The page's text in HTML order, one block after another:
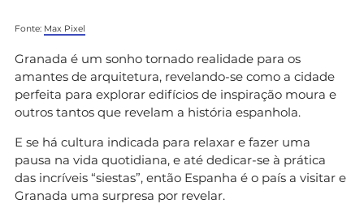
Fonte: Max Pixel
Granada é um sonho tornado realidade para os
amantes de arquitetura, revelando-se como a cidade
perfeita para explorar edifícios de inspiração moura e
outros tantos que revelam a história espanhola.
E se há cultura indicada para relaxar e fazer uma
pausa na vida quotidiana, e até dedicar-se à prática
das incríveis “siestas”, então Espanha é o país a visitar e
Granada uma surpresa por revelar.